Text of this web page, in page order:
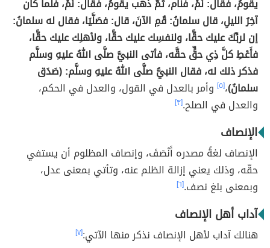
يقومُ، فقال: نَمْ، فنام، ثمّ ذهب يقومُ، فقال: نَمْ، فلما كان
آخِرُ الليلِ، قال سلمانُ: قُمِ الآنَ، قال: فصَلَّيَا، فقال له سلمانُ:
إن لربِّكَ عليك حقًّا، ولنفسِك عليك حقًّا، ولأهلِك عليك حقًّا،
فأَعْطِ كلَّ ذِي حقٍّ حقَّه، فأتى النبيَّ صلَّى اللهُ عليهِ وسلَّم
فذكر ذلك له، فقال النبيُّ صلَّى اللهُ عليهِ وسلَّم: (صَدَق
سلمانُ)،[٥]
وأمر بالعدل في القول، والعدل في الحكم،
والعدل في الصلح.[٣]
الإنصاف
الإنصاف لغةً مصدره أَنْصَفَ، وإنصاف المظلوم أن يستفي
حقّه، وذلك يعني إزالة الظلم عنه، وتأتي بمعنى عدل،
وبمعنى بلغ نصف.[٦]
آداب أهل الإنصاف
هنالك آداب لأهل الإنصاف نذكر منها الآتي:[٧]